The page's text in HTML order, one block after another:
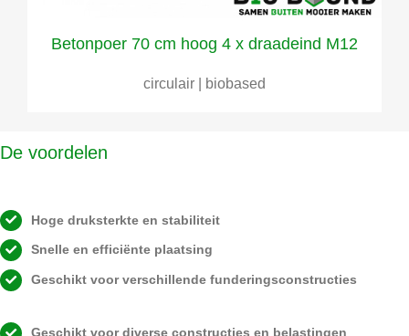
Betonpoer 70 cm hoog 4 x draadeind M12
circulair | biobased
De voordelen
Hoge druksterkte en stabiliteit
Snelle en efficiënte plaatsing
Geschikt voor verschillende funderingsconstructies
Geschikt voor diverse constructies en belastingen